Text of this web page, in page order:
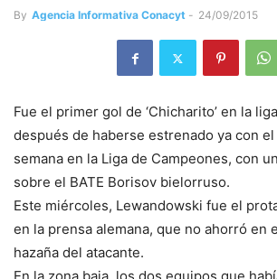
By Agencia Informativa Conacyt - 24/09/2015
Fue el primer gol de ‘Chicharito’ en la
después de haberse estrenado ya con
semana en la Liga de Campeones, con
sobre el BATE Borisov bielorruso.
Este miércoles, Lewandowski fue el
en la prensa alemana, que no ahorró en
hazaña del atacante.